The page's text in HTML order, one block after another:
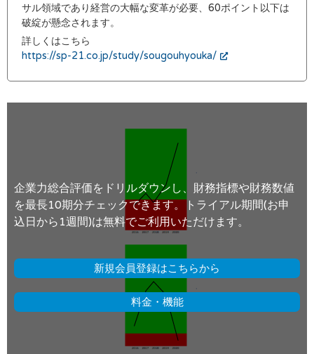
サル領域であり経営の大幅な変革が必要、60ポイント以下は
破綻が懸念されます。
詳しくはこちら
https://sp-21.co.jp/study/sougouhyouka/
企業力総合評価をドリルダウンし、財務指標や財務数値
を最長10期分チェックできます。トライアル期間(お申
込日から1週間)は無料でご利用いただけます。
新規会員登録はこちらから
料金・機能